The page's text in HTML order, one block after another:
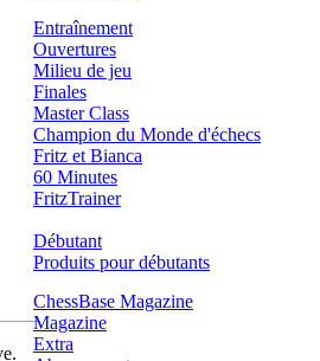
Entraînement
Ouvertures
Milieu de jeu
Finales
Master Class
Champion du Monde d'échecs
Fritz et Bianca
60 Minutes
FritzTrainer
Débutant
Produits pour débutants
ChessBase Magazine
Magazine
Extra